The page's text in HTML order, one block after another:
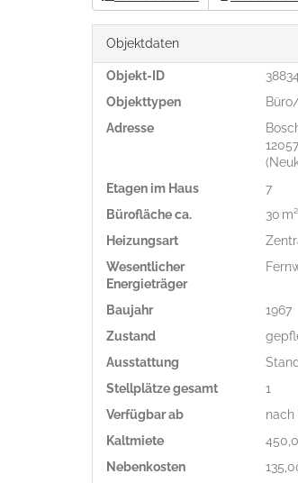
Objektdaten
Objekt-ID
Objekttypen
Adresse
Etagen im Haus
7
Bürofläche ca.
30 m²
Heizungsart
Wesentlicher
Energieträger
Baujahr
1967
Zustand
Ausstattung
Stellplätze gesamt
1
Verfügbar ab
nach
Kaltmiete
Nebenkosten